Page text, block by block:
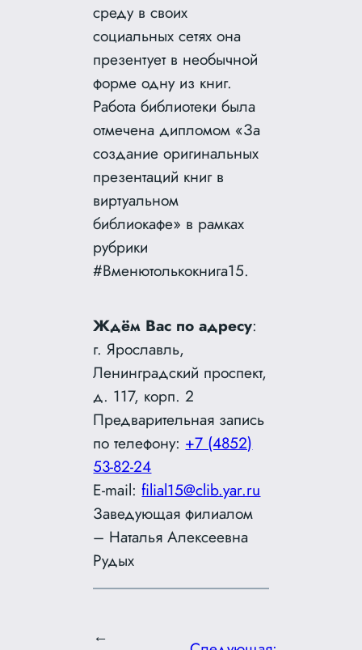
среду в своих
социальных сетях она
презентует в необычной
форме одну из книг.
Работа библиотеки была
отмечена дипломом «За
создание оригинальных
презентаций книг в
виртуальном
библиокафе» в рамках
рубрики
#Вменютолькокнига15.
Ждём Вас по адресу:
г. Ярославль,
Ленинградский проспект,
д. 117, корп. 2
Предварительная запись
по телефону: +7 (4852)
53-82-24
E-mail:filial15@clib.yar.ru
Заведующая филиалом
– Наталья Алексеевна
Рудых
←